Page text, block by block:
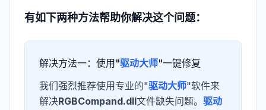
有如下两种方法帮助你解决这个问题：
解决方法一：使用"驱动大师"一键修复
我们强烈推荐使用专业的"驱动大师"软件来
解决RGBCompand.dll文件缺失问题。 驱动